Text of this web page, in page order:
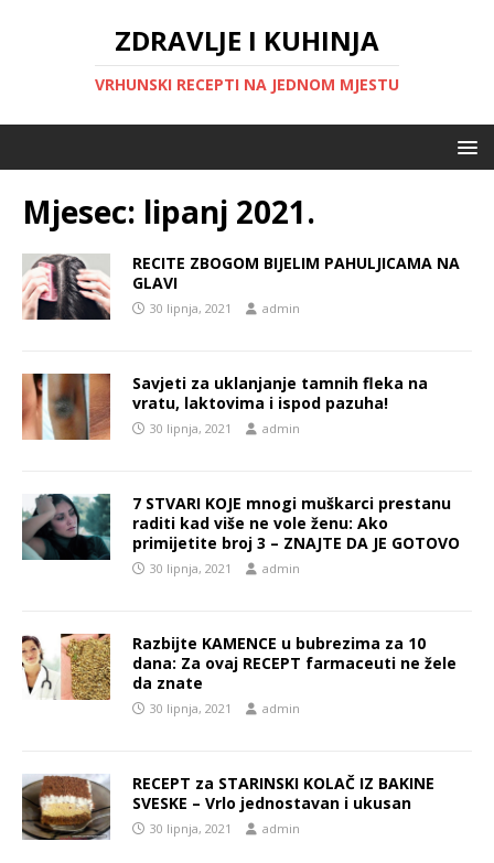
ZDRAVLJE I KUHINJA
VRHUNSKI RECEPTI NA JEDNOM MJESTU
Mjesec: lipanj 2021.
RECITE ZBOGOM BIJELIM PAHULJICAMA NA
GLAVI
30 lipnja, 2021 admin
Savjeti za uklanjanje tamnih fleka na
vratu, laktovima i ispod pazuha!
30 lipnja, 2021 admin
7 STVARI KOJE mnogi muškarci prestanu
raditi kad više ne vole ženu: Ako
primijetite broj 3 – ZNAJTE DA JE GOTOVO
30 lipnja, 2021 admin
Razbijte KAMENCE u bubrezima za 10
dana: Za ovaj RECEPT farmaceuti ne žele
da znate
30 lipnja, 2021 admin
RECEPT za STARINSKI KOLAČ IZ BAKINE
SVESKE – Vrlo jednostavan i ukusan
30 lipnja, 2021 admin